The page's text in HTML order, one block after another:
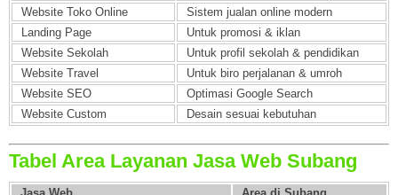
Website Toko Online
Sistem jualan online modern
Landing Page
Untuk promosi & iklan
Website Sekolah
Untuk profil sekolah & pendidikan
Website Travel
Untuk biro perjalanan & umroh
Website SEO
Optimasi Google Search
Website Custom
Desain sesuai kebutuhan
Tabel Area Layanan Jasa Web Subang